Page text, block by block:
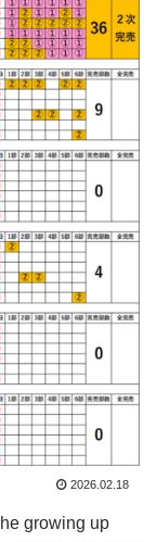
2026.02.18
growing up